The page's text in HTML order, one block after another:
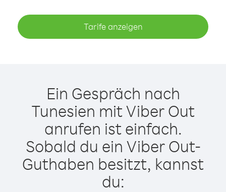
Tarife anzeigen
Ein Gespräch nach
Tunesien mit Viber Out
anrufen ist einfach.
Sobald du ein Viber Out-
Guthaben besitzt, kannst
du: